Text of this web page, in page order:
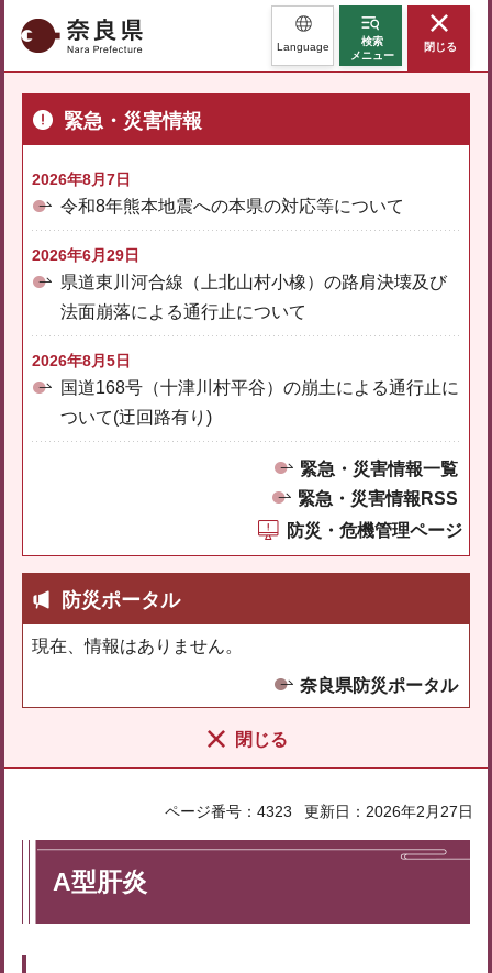
奈良県 Language
検索
メニュー
閉じる
緊急・災害情報
2026年8月7日
令和8年熊本地震への本県の対応等について
2026年6月29日
県道東川河合線（上北山村小橡）の路肩決壊及び
法面崩落による通行止について
2026年8月5日
国道168号（十津川村平谷）の崩土による通行止に
ついて(迂回路有り)
緊急・災害情報一覧
緊急・災害情報RSS
防災・危機管理ページ
防災ポータル
現在、情報はありません。
奈良県防災ポータル
閉じる
ページ番号：4323 更新日：2026年2月27日
A型肝炎